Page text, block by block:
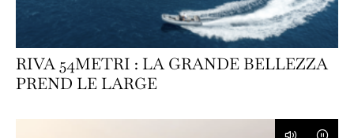
RIVA 54METRI : LA GRANDE BELLEZZA
PREND LE LARGE